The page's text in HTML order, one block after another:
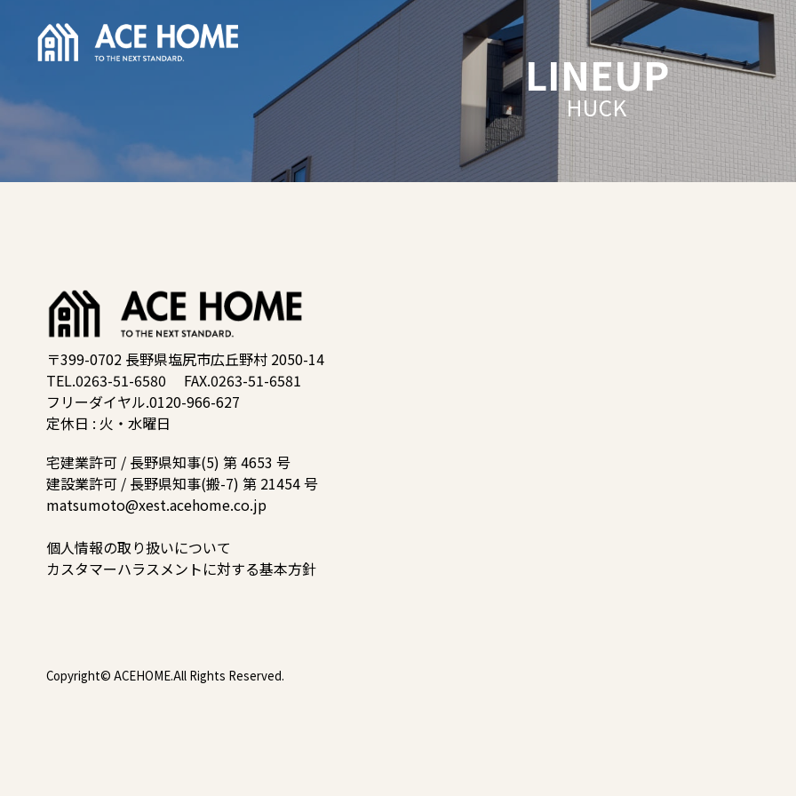
LINEUP
HUCK
〒399-0702 長野県塩尻市広丘野村 2050-14
TEL.0263-51-6580
FAX.0263-51-6581
フリーダイヤル.0120-966-627
定休日 : 火・水曜日
宅建業許可 / 長野県知事(5) 第 4653 号
建設業許可 / 長野県知事(搬-7) 第 21454 号
matsumoto@xest.acehome.co.jp
個人情報の取り扱いについて
カスタマーハラスメントに対する基本方針
Copyright© ACEHOME.All Rights Reserved.